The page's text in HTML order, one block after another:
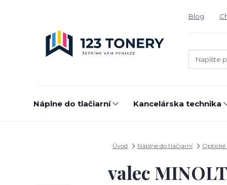
Blog
Náplne do tlačiarní Kancelárska technika
Úvod Náplne do tlačiarní Optické
valec